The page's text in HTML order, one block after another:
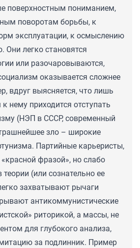
поверхностным пониманием,
поворотам борьбы, к
эксплуатации, к осмыслению
Они легко становятся
или разочаровываются,
оказывается сложнее
вдруг выясняется, что лишь
нему приходится отступать
(НЭП в СССР, современный
зло – широкие
Партийные карьеристы,
фразой», но слабо
(или сознательно ее
захватывают рычаги
антикоммунистические
риторикой, а массы, не
для глубокого анализа,
за подлинник. Пример